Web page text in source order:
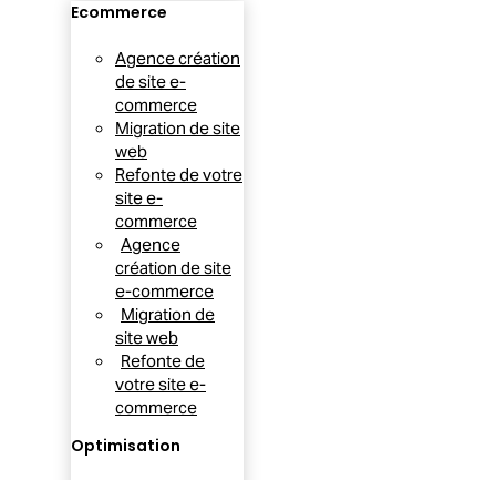
Ecommerce
Agence création
de site e-
commerce
Migration de site
web
Refonte de votre
site e-
commerce
Agence
création de site
e-commerce
Migration de
site web
Refonte de
votre site e-
commerce
Optimisation